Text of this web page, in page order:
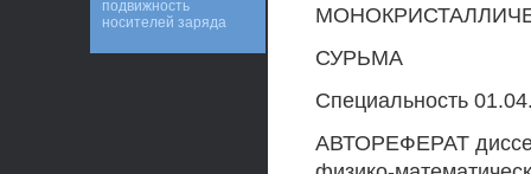
СУРЬМА
Специальность
АВТОРЕФЕРАТ
подвижность
носителей заряда